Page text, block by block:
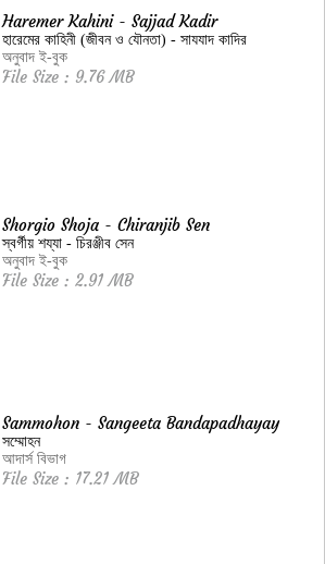
Haremer Kahini - Sajjad Kadir
হারেমের কাহিনী (জীবন ও যৌনতা) - সাযযাদ কাদির
অনুবাদ ই-বুক
File Size : 9.76 MB
Shorgio Shoja - Chiranjib Sen
স্বর্গীয় শয্যা - চিরঞ্জীব সেন
অনুবাদ ই-বুক
File Size : 2.91 MB
Sammohon - Sangeeta Bandapadhayay
সম্মোহন
আদার্স বিভাগ
File Size : 17.21 MB